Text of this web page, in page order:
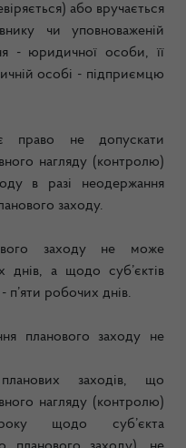
або вручається
чи уповноваженій
- юридичної особи, її
особі - підприємцю
право не допускати
нагляду (контролю)
в разі неодержання
заходу.
заходу не може
днів, а щодо суб’єктів
п’яти робочих днів.
планового заходу не
заходів, що
нагляду (контролю)
щодо суб’єкта